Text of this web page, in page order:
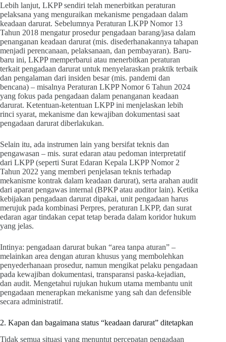
Lebih lanjut, LKPP sendiri telah menerbitkan peraturan
pelaksana yang menguraikan mekanisme pengadaan dalam
keadaan darurat. Sebelumnya Peraturan LKPP Nomor 13
Tahun 2018 mengatur prosedur pengadaan barang/jasa dalam
penanganan keadaan darurat (mis. disederhanakannya tahapan
menjadi perencanaan, pelaksanaan, dan pembayaran). Baru-
baru ini, LKPP memperbarui atau menerbitkan peraturan
terkait pengadaan darurat untuk menyelaraskan praktik terbaik
dan pengalaman dari insiden besar (mis. pandemi dan
bencana) – misalnya Peraturan LKPP Nomor 6 Tahun 2024
yang fokus pada pengadaan dalam penanganan keadaan
darurat. Ketentuan-ketentuan LKPP ini menjelaskan lebih
rinci syarat, mekanisme dan kewajiban dokumentasi saat
pengadaan darurat diberlakukan.
Selain itu, ada instrumen lain yang bersifat teknis dan
pengawasan – mis. surat edaran atau pedoman interpretatif
dari LKPP (seperti Surat Edaran Kepala LKPP Nomor 2
Tahun 2022 yang memberi penjelasan teknis terhadap
mekanisme kontrak dalam keadaan darurat), serta arahan audit
dari aparat pengawas internal (BPKP atau auditor lain). Ketika
kebijakan pengadaan darurat dipakai, unit pengadaan harus
merujuk pada kombinasi Perpres, peraturan LKPP, dan surat
edaran agar tindakan cepat tetap berada dalam koridor hukum
yang jelas.
Intinya: pengadaan darurat bukan “area tanpa aturan” –
melainkan area dengan aturan khusus yang membolehkan
penyederhanaan prosedur, namun mengikat pelaku pengadaan
pada kewajiban dokumentasi, transparansi paska-kejadian,
dan audit. Mengetahui rujukan hukum utama membantu unit
pengadaan menerapkan mekanisme yang sah dan defensible
secara administratif.
2. Kapan dan bagaimana status “keadaan darurat” ditetapkan
Tidak semua situasi yang menuntut percepatan pengadaan